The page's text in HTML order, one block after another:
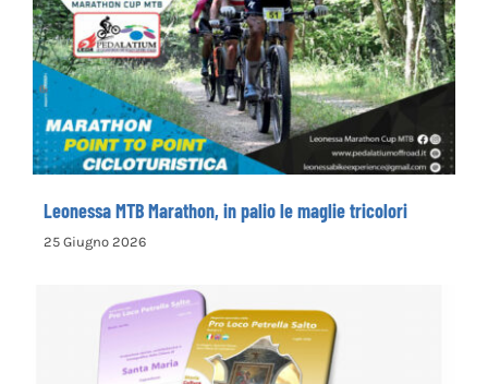
Leonessa MTB Marathon, in palio le maglie
tricolori
Leonessa MTB Marathon, in palio le maglie tricolori